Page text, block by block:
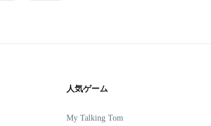
人気ゲーム
My Talking Tom